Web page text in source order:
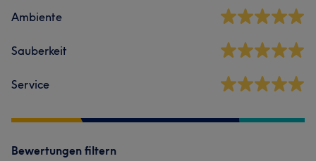
Ambiente
Sauberkeit
Service
Bewertungen filtern